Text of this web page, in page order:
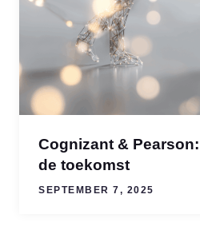
Cognizant &
de toekomst
SEPTEMBER 7, 2025